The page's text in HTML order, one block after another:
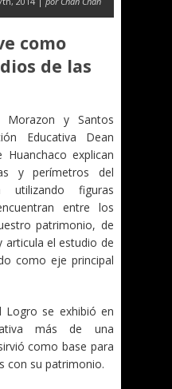
como
de las
Morazon y Santos
Educativa Dean
explican
y perímetros del
utilizando figuras
entre los
patrimonio, de
articula el estudio de
como eje principal
Logro se exhibió en
más de una
como base para
con su patrimonio.